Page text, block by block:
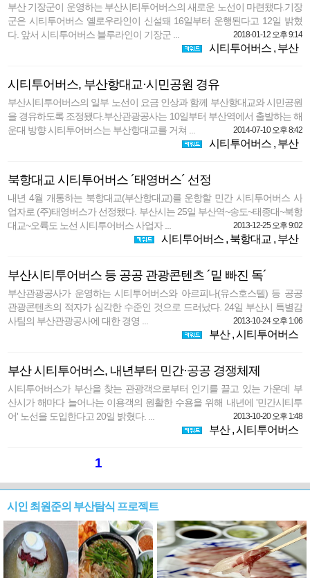
부산 기장군이 운영하는 부산시티투어버스의 새로운 노선이 마련됐다.기장
군은 시티투어버스 옐로우라인이 신설돼 16일부터 운행된다고 12일 밝혔
다. 앞서 시티투어버스 블루라인이 기장군 ...
2018-01-12 오후 9:14
시티투어버스, 부산
시티투어버스, 부산항대교·시민공원 경유
부산시티투어버스의 일부 노선이 요금 인상과 함께 부산항대교와 시민공원
을 경유하도록 조정됐다.부산관광공사는 10일부터 부산역에서 출발하는 해
운대 방향 시티투어버스는 부산항대교를 거쳐 ...
2014-07-10 오후 8:42
시티투어버스, 부산
북항대교 시티투어버스 ´태영버스´ 선정
내년 4월 개통하는 북항대교(부산항대교)를 운항할 민간 시티투어버스 사
업자로 (주)태영버스가 선정됐다. 부산시는 25일 부산역~송도~태종대~북항
대교~오륙도 노선 시티투어버스 사업자 ...
2013-12-25 오후 9:02
시티투어버스, 북항대교 , 부산
부산시티투어버스 등 공공 관광콘텐츠 ´밑 빠진 독´
부산관광공사가 운영하는 시티투어버스와 아르피나(유스호스텔) 등 공공
관광콘텐츠의 적자가 심각한 수준인 것으로 드러났다. 24일 부산시 특별감
사팀의 부산관광공사에 대한 경영 ...
2013-10-24 오후 1:06
부산,시티투어버스
부산 시티투어버스, 내년부터 민간·공공 경쟁체제
시티투어버스가 부산을 찾는 관광객으로부터 인기를 끌고 있는 가운데 부
산시가 해마다 늘어나는 이용객의 원활한 수용을 위해 내년에 '민간시티투
어' 노선을 도입한다고 20일 밝혔다. ...
2013-10-20 오후 1:48
부산,시티투어버스
1
시인 최원준의 부산탐식 프로젝트